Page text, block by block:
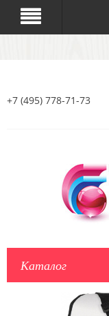
+7 (495) 778-71-73
Каталог